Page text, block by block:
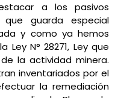
a los pasivos
que guarda especial
y como ya hemos
N° 28271, Ley que
la actividad minera.
inventariados por el
la remediación